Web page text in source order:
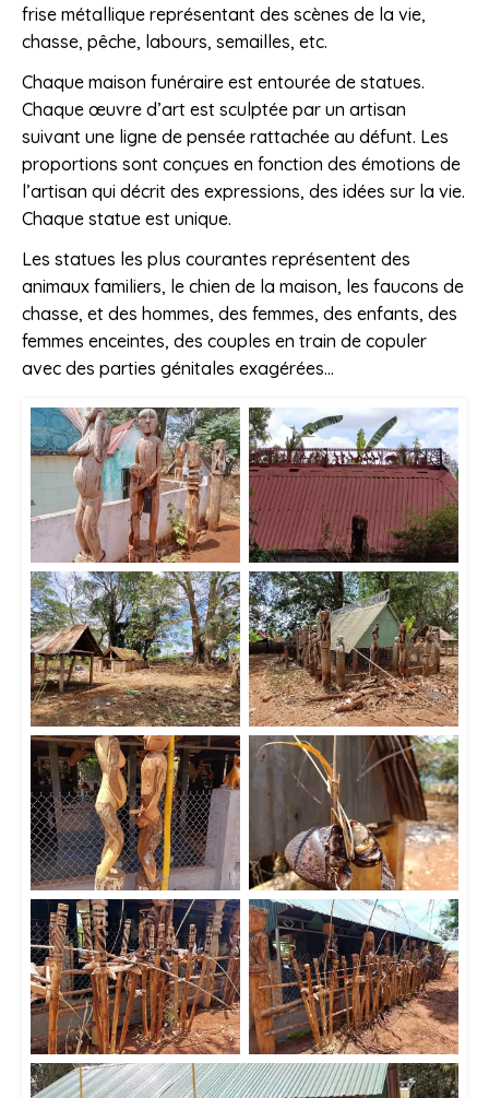
frise métallique représentant des scènes de la vie,
chasse, pêche, labours, semailles, etc.
Chaque maison funéraire est entourée de statues.
Chaque œuvre d’art est sculptée par un artisan
suivant une ligne de pensée rattachée au défunt. Les
proportions sont conçues en fonction des émotions de
l’artisan qui décrit des expressions, des idées sur la vie.
Chaque statue est unique.
Les statues les plus courantes représentent des
animaux familiers, le chien de la maison, les faucons de
chasse, et des hommes, des femmes, des enfants, des
femmes enceintes, des couples en train de copuler
avec des parties génitales exagérées…